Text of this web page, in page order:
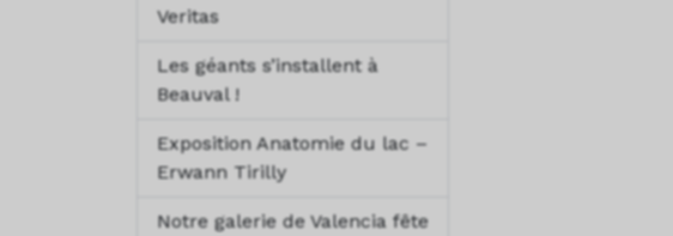
Veritas
Les géants s’installent à
Beauval !
Exposition Anatomie du lac –
Erwann Tirilly
Notre galerie de Valencia fête